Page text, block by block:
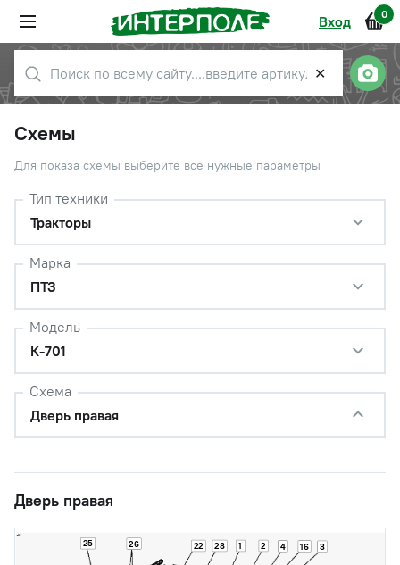
Вход 0
✕
Схемы
Для показа схемы выберите все нужные параметры
Тип техники
Тракторы
Марка
ПТЗ
Модель
К-701
Схема
Дверь правая
Дверь правая
1 2 3
4 16
22
25 26 28